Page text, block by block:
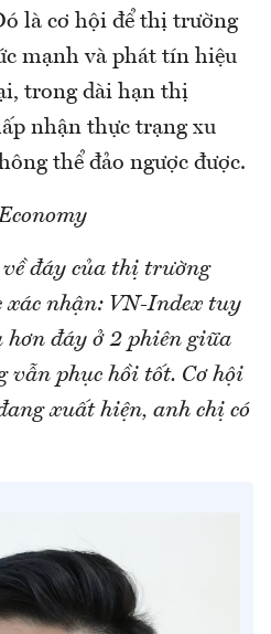
là cơ hội để thị trường
mạnh và phát tín hiệu
trong dài hạn thị
nhận thực trạng xu
thể đảo ngược được.
đáy của thị trường
xác nhận: VN-Index tuy
hơn đáy ở 2 phiên giữa
vẫn phục hồi tốt. Cơ hội
xuất hiện, anh chị có